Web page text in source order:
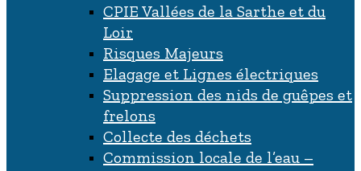
CPIE Vallées de la Sarthe et du
Loir
Risques Majeurs
Elagage et Lignes électriques
Suppression des nids de guêpes et
frelons
Collecte des déchets
Commission locale de l’eau –